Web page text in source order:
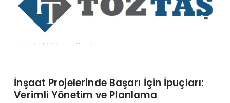
İnşaat Projelerinde Başarı İçin İpuçları:
Verimli Yönetim ve Planlama